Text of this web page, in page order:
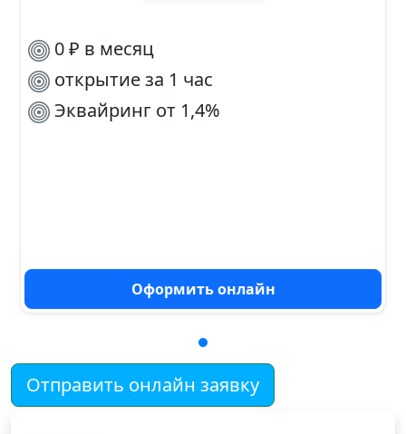
0 ₽ в месяц
открытие за 1 час
Эквайринг от 1,4%
Оформить онлайн
Отправить онлайн заявку